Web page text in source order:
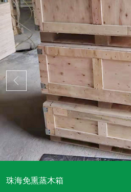
珠海免熏蒸木箱